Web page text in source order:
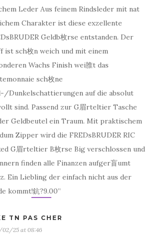
Leder Aus feinem Rindsleder mit nat
Charakter ist diese exzellente
Geldb枚rse entstanden. Der
ist sch枚n weich und mit einem
Wachs Finish wei脽t das
sch枚ne
Dunkelschattierungen auf die absolut
sind. Passend zur G眉rteltier Tasche
Geldbeutel ein Traum. Mit praktischem
Zipper wird die FREDsBRUDER RIC
G眉rteltier B枚rse Big verschlossen und
finden alle Finanzen aufger盲umt
Ein Liebling der einfach nicht aus der
kommt!鈧?9.00”
TN PAS CHER
02/25 at 08:46